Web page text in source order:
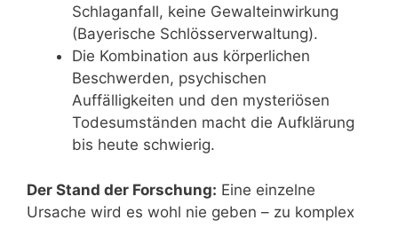
Schlaganfall, keine Gewalteinwirkung
(Bayerische Schlösserverwaltung).
Die Kombination aus körperlichen
Beschwerden, psychischen
Auffälligkeiten und den mysteriösen
Todesumständen macht die Aufklärung
bis heute schwierig.
Der Stand der Forschung: Eine einzelne
Ursache wird es wohl nie geben – zu komplex